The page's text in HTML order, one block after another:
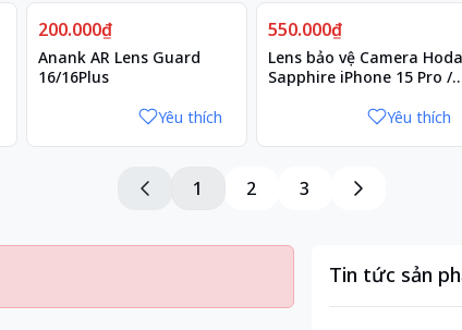
200.000₫
Anank AR Lens Guard
16/16Plus
Yêu thích
550.000₫
Lens bảo vệ Camera Hoda
Sapphire iPhone 15 Pro /
Yêu thích
1 2 3
Tin tức sản